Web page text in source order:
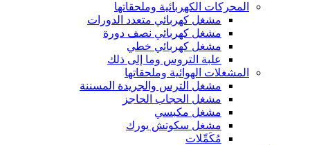
المحركات الكهربائية وملحقاتها
مشغل كهربائي متعدد الدورات
مشغل كهربائي نصف دورة
مشغل كهربائي خطي
علبة التروس وما إلى ذلك
المشغلات الهوائية وملحقاتها
مشغل الترس والجريدة المسننة
مشغل الحجاب الحاجز
مشغل مكبسي
مشغل سكوتش يورك
مُكَمِّلات